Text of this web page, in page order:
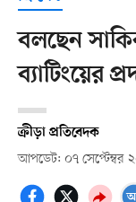
বলছেন
ব্যাটিংয়ের
ক্রীড়া প্রতিবেদক
আপডেট: ০৭